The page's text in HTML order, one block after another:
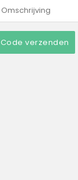
Code verzenden